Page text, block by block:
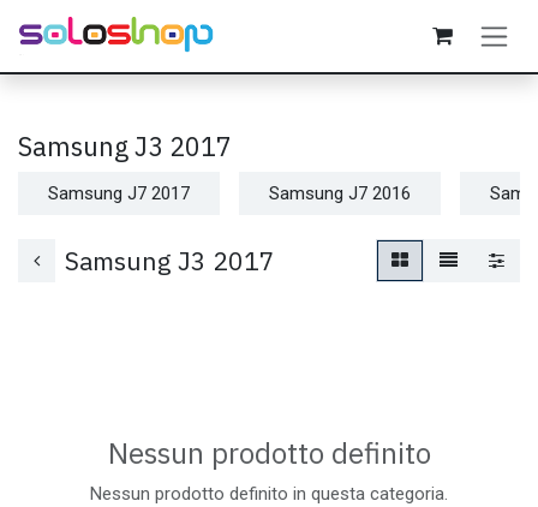
Passa al contenuto
Samsung J3 2017
Samsung J7 2017 Samsung J7 2016
Samsung J3 2017
Nessun prodotto definito
Nessun prodotto definito in questa categoria.